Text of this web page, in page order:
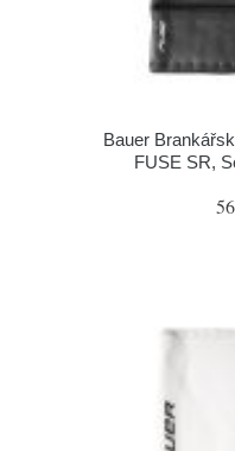
Bauer
FUSE SR,